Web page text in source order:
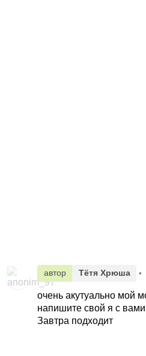
автор Тётя Хрюша •
очень акутуально мой
напишите свой я с
Завтра подходит